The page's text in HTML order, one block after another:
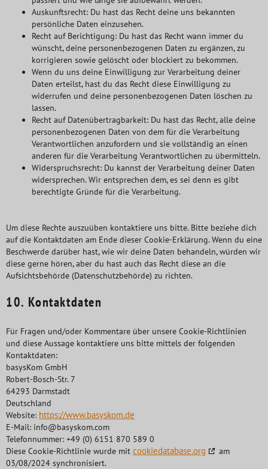
Auskunftsrecht: Du hast das Recht deine uns bekannten
persönliche Daten einzusehen.
Recht auf Berichtigung: Du hast das Recht wann immer du
wünscht, deine personenbezogenen Daten zu ergänzen, zu
korrigieren sowie gelöscht oder blockiert zu bekommen.
Wenn du uns deine Einwilligung zur Verarbeitung deiner
Daten erteilst, hast du das Recht diese Einwilligung zu
widerrufen und deine personenbezogenen Daten löschen zu
lassen.
Recht auf Datenübertragbarkeit: Du hast das Recht, alle deine
personenbezogenen Daten von dem für die Verarbeitung
Verantwortlichen anzufordern und sie vollständig an einen
anderen für die Verarbeitung Verantwortlichen zu übermitteln.
Widerspruchsrecht: Du kannst der Verarbeitung deiner Daten
widersprechen. Wir entsprechen dem, es sei denn es gibt
berechtigte Gründe für die Verarbeitung.
Um diese Rechte auszuüben kontaktiere uns bitte. Bitte beziehe dich
auf die Kontaktdaten am Ende dieser Cookie-Erklärung. Wenn du eine
Beschwerde darüber hast, wie wir deine Daten behandeln, würden wir
diese gerne hören, aber du hast auch das Recht diese an die
Aufsichtsbehörde (Datenschutzbehörde) zu richten.
10. Kontaktdaten
Für Fragen und/oder Kommentare über unsere Cookie-Richtlinien
und diese Aussage kontaktiere uns bitte mittels der folgenden
Kontaktdaten:
basysKom GmbH
Robert-Bosch-Str. 7
64293 Darmstadt
Deutschland
Website: https://www.basyskom.de
E-Mail: info@basyskom.com
Telefonnummer: +49 (0) 6151 870 589 0
Diese Cookie-Richtlinie wurde mit cookiedatabase.org
am
03/08/2024 synchronisiert.